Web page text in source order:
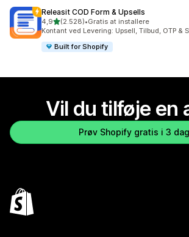
Releasit COD Form & Upsells
4,9ud af 5 stjerner
(2.528)
2528 anmeldelser i alt
•Gratis at installere
Kontant ved Levering: Upsell, Tilbud, OTP &
Built for Shopify
Vil du tilføje en
Prøv Shopify gratis i 3